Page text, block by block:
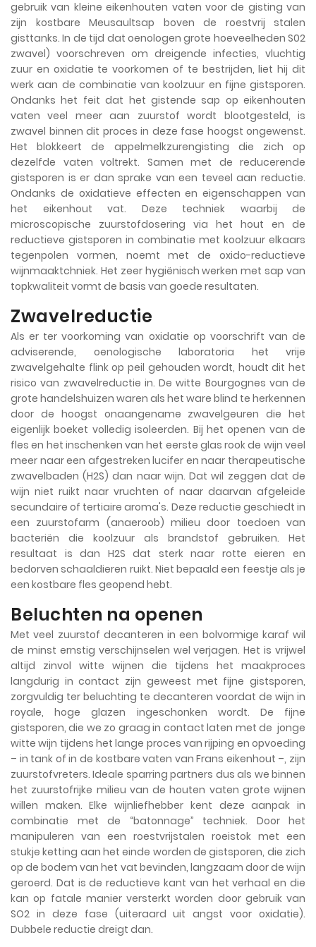
gebruik van kleine eikenhouten vaten voor de gisting van
zijn kostbare Meusaultsap boven de roestvrij stalen
gisttanks. In de tijd dat oenologen grote hoeveelheden S02
zwavel) voorschreven om dreigende infecties, vluchtig
zuur en oxidatie te voorkomen of te bestrijden, liet hij dit
werk aan de combinatie van koolzuur en fijne gistsporen.
Ondanks het feit dat het gistende sap op eikenhouten
vaten veel meer aan zuurstof wordt blootgesteld, is
zwavel binnen dit proces in deze fase hoogst ongewenst.
Het blokkeert de appelmelkzurengisting die zich op
dezelfde vaten voltrekt. Samen met de reducerende
gistsporen is er dan sprake van een teveel aan reductie.
Ondanks de oxidatieve effecten en eigenschappen van
het eikenhout vat. Deze techniek waarbij de
microscopische zuurstofdosering via het hout en de
reductieve gistsporen in combinatie met koolzuur elkaars
tegenpolen vormen, noemt met de oxido-reductieve
wijnmaaktchniek. Het zeer hygiënisch werken met sap van
topkwaliteit vormt de basis van goede resultaten.
Zwavelreductie
Als er ter voorkoming van oxidatie op voorschrift van de
adviserende, oenologische laboratoria het vrije
zwavelgehalte flink op peil gehouden wordt, houdt dit het
risico van zwavelreductie in. De witte Bourgognes van de
grote handelshuizen waren als het ware blind te herkennen
door de hoogst onaangename zwavelgeuren die het
eigenlijk boeket volledig isoleerden. Bij het openen van de
fles en het inschenken van het eerste glas rook de wijn veel
meer naar een afgestreken lucifer en naar therapeutische
zwavelbaden (H2S) dan naar wijn. Dat wil zeggen dat de
wijn niet ruikt naar vruchten of naar daarvan afgeleide
secundaire of tertiaire aroma's. Deze reductie geschiedt in
een zuurstofarm (anaeroob) milieu door toedoen van
bacteriën die koolzuur als brandstof gebruiken. Het
resultaat is dan H2S dat sterk naar rotte eieren en
bedorven schaaldieren ruikt. Niet bepaald een feestje als je
een kostbare fles geopend hebt.
Beluchten na openen
Met veel zuurstof decanteren in een bolvormige karaf wil
de minst ernstig verschijnselen wel verjagen. Het is vrijwel
altijd zinvol witte wijnen die tijdens het maakproces
langdurig in contact zijn geweest met fijne gistsporen,
zorgvuldig ter beluchting te decanteren voordat de wijn in
royale, hoge glazen ingeschonken wordt. De fijne
gistsporen, die we zo graag in contact laten met de jonge
witte wijn tijdens het lange proces van rijping en opvoeding
– in tank of in de kostbare vaten van Frans eikenhout –, zijn
zuurstofvreters. Ideale sparring partners dus als we binnen
het zuurstofrijke milieu van de houten vaten grote wijnen
willen maken. Elke wijnliefhebber kent deze aanpak in
combinatie met de “batonnage” techniek. Door het
manipuleren van een roestvrijstalen roeistok met een
stukje ketting aan het einde worden de gistsporen, die zich
op de bodem van het vat bevinden, langzaam door de wijn
geroerd. Dat is de reductieve kant van het verhaal en die
kan op fatale manier versterkt worden door gebruik van
SO2 in deze fase (uiteraard uit angst voor oxidatie).
Dubbele reductie dreigt dan.